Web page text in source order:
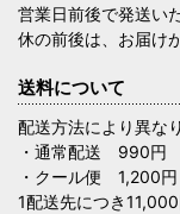
営業日前後で発送い
休の前後は、お届け
送料について
配送方法により異な
・通常配送 990円
・クール便 1,200円
1配送先につき